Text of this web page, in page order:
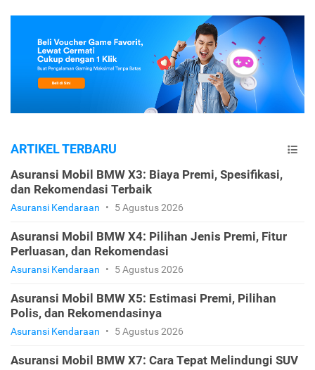
ARTIKEL TERBARU
Asuransi Mobil BMW X3: Biaya Premi, Spesifikasi,
dan Rekomendasi Terbaik
Asuransi Kendaraan • 5 Agustus 2026
Asuransi Mobil BMW X4: Pilihan Jenis Premi, Fitur
Perluasan, dan Rekomendasi
Asuransi Kendaraan • 5 Agustus 2026
Asuransi Mobil BMW X5: Estimasi Premi, Pilihan
Polis, dan Rekomendasinya
Asuransi Kendaraan • 5 Agustus 2026
Asuransi Mobil BMW X7: Cara Tepat Melindungi SUV